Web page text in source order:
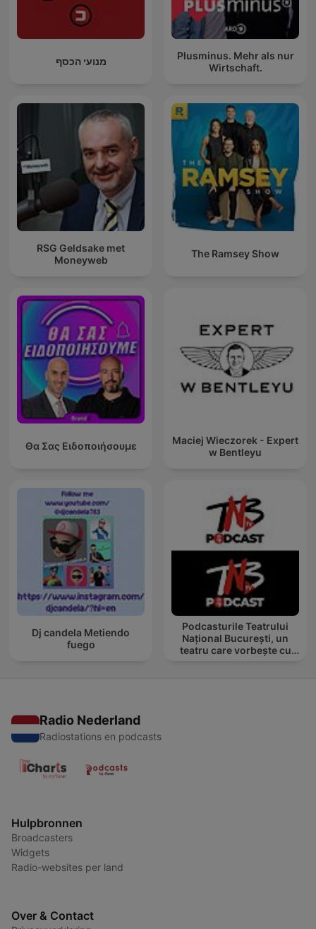
מנועי הכסף
Plusminus. Mehr als nur
Wirtschaft.
RSG Geldsake met
Moneyweb
The Ramsey Show
Θα Σας Ειδοποιήσουμε
Maciej Wieczorek - Expert
w Bentleyu
Dj candela Metiendo
fuego
Podcasturile Teatrului
Național București, un
teatru care vorbește cu
Radio Nederland
Radiostations en podcasts
Hulpbronnen
Broadcasters
Widgets
Radio-websites per land
Over & Contact